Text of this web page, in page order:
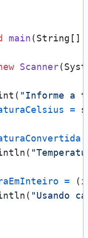
main(String[]
Scanner
"Informe a
=
= (
"Usando